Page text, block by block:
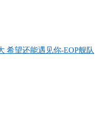
希望还能遇见你-EOP舰队